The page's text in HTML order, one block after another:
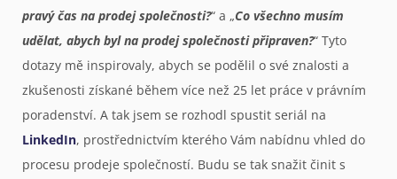
pravý čas na prodej společnosti?“ a „Co všechno musím
udělat, abych byl na prodej společnosti připraven?“ Tyto
dotazy mě inspirovaly, abych se podělil o své znalosti a
zkušenosti získané během více než 25 let práce v právním
poradenství. A tak jsem se rozhodl spustit seriál na
LinkedIn, prostřednictvím kterého Vám nabídnu vhled do
procesu prodeje společností. Budu se tak snažit činit s